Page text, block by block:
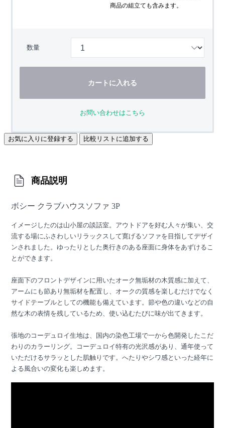
商品の組立ても含みます。
数量
カートに入れる
お問い合わせはこちら
お気に入りに登録する 比較リストに追加する
商品説明
ボシー クラブハウスソファ 3P
イメージしたのは山小屋の談話室。アウトドアを好む人々が集い、交
流する場にふさわしいリラックスして寛げるソファを目指してデザイ
ンされました。ゆったりとした奥行きのある座面に身体をあずけるこ
とができます。
座面下のフロントデザインに用いたオーク無垢材の木質感に加えて、
アームにも節あり無垢材を配置し、オークの質感を楽しむだけでなく
サイドテーブルとしての機能も備えています。節や色の違いなどの自
然な木の表情を残しているため、使い込むたびに味が出てきます。
張地のコーデュロイ生地は、国内の染色工場で一から色開発したこだ
わりのカラーリング。コーデュロイ特有の光沢感があり、通年使って
いただけるサラッとした肌触りです。へたりやシワ感といった経年に
よる風合いの変化も楽しめます。